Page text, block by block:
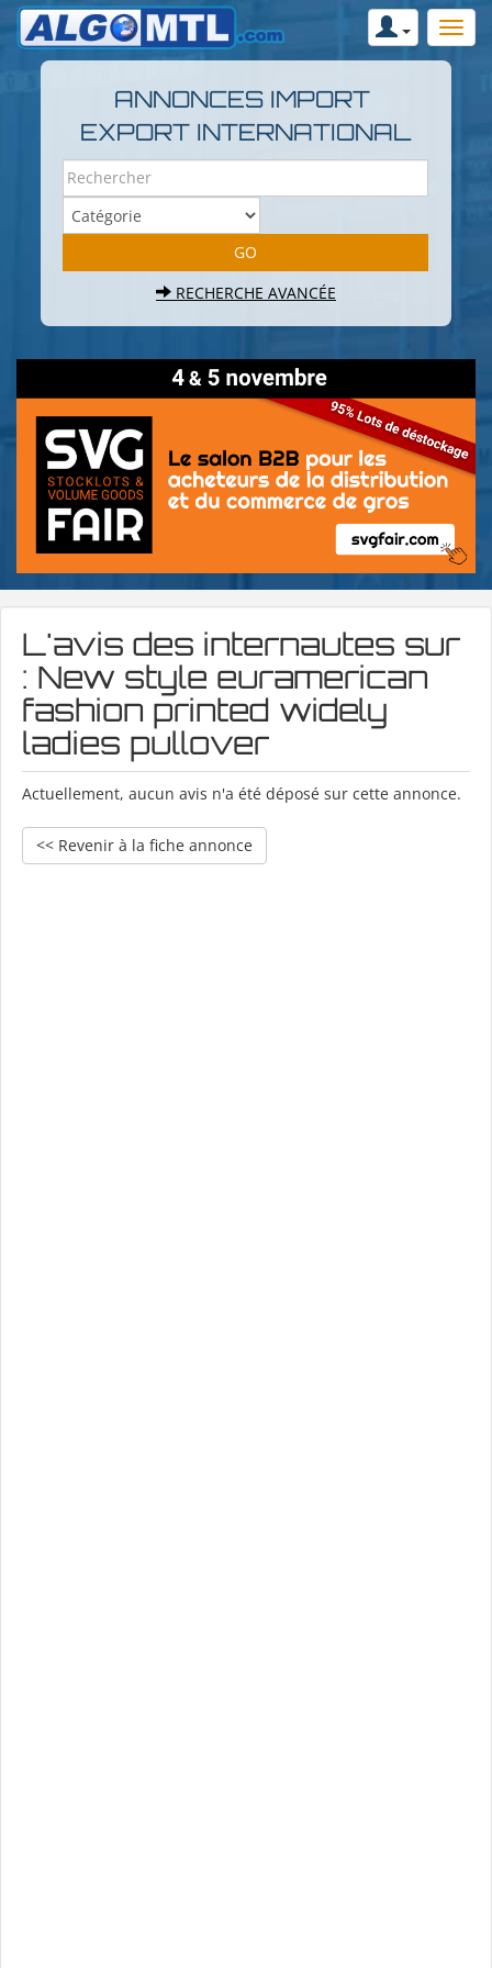
ANNONCES IMPORT
EXPORT INTERNATIONAL
RECHERCHE AVANCÉE
L'avis des internautes sur
: New style euramerican
fashion printed widely
ladies pullover
Actuellement, aucun avis n'a été déposé sur cette annonce.
<< Revenir à la fiche annonce